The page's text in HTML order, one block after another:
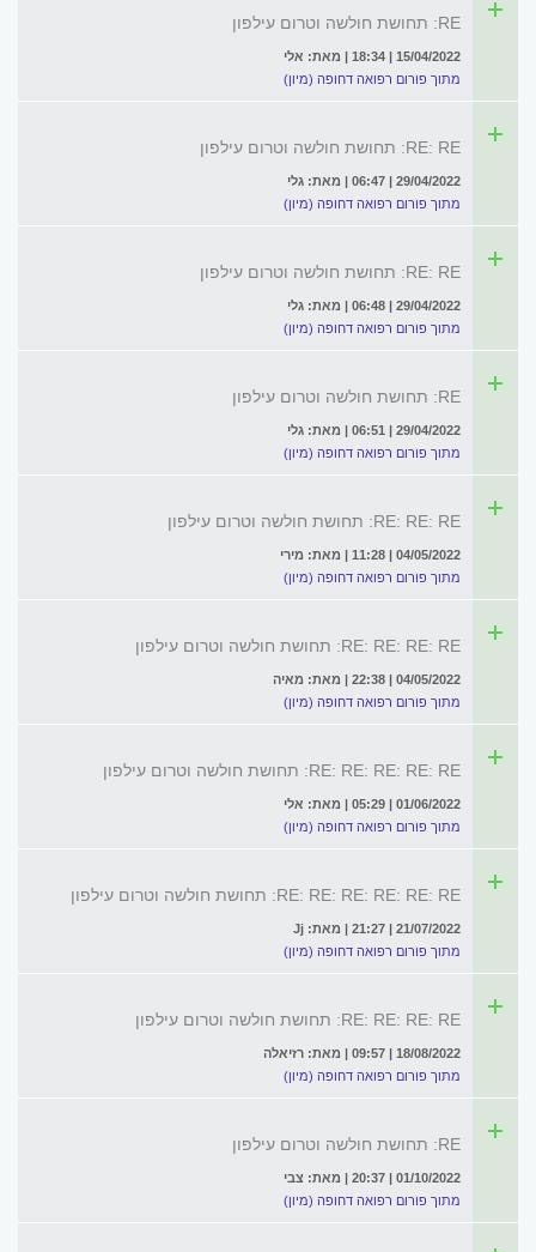
RE: תחושת חולשה וטרום עילפון
15/04/2022 | 18:34 | מאת: אלי
מתוך פורום רפואה דחופה (מיון)
RE: RE: תחושת חולשה וטרום עילפון
29/04/2022 | 06:47 | מאת: גלי
מתוך פורום רפואה דחופה (מיון)
RE: RE: תחושת חולשה וטרום עילפון
29/04/2022 | 06:48 | מאת: גלי
מתוך פורום רפואה דחופה (מיון)
RE: תחושת חולשה וטרום עילפון
29/04/2022 | 06:51 | מאת: גלי
מתוך פורום רפואה דחופה (מיון)
RE: RE: RE: תחושת חולשה וטרום עילפון
04/05/2022 | 11:28 | מאת: מירי
מתוך פורום רפואה דחופה (מיון)
RE: RE: RE: RE: תחושת חולשה וטרום עילפון
04/05/2022 | 22:38 | מאת: מאיה
מתוך פורום רפואה דחופה (מיון)
RE: RE: RE: RE: RE: תחושת חולשה וטרום עילפון
01/06/2022 | 05:29 | מאת: אלי
מתוך פורום רפואה דחופה (מיון)
RE: RE: RE: RE: RE: RE: תחושת חולשה וטרום עילפון
21/07/2022 | 21:27 | מאת: Jj
מתוך פורום רפואה דחופה (מיון)
RE: RE: RE: RE: תחושת חולשה וטרום עילפון
18/08/2022 | 09:57 | מאת: רזיאלה
מתוך פורום רפואה דחופה (מיון)
RE: תחושת חולשה וטרום עילפון
01/10/2022 | 20:37 | מאת: צבי
מתוך פורום רפואה דחופה (מיון)